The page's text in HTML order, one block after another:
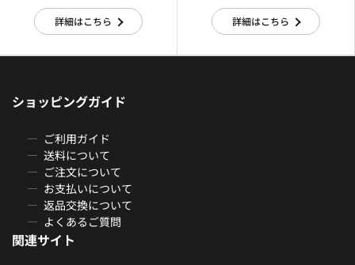
詳細はこちら 詳細はこちら
ショッピングガイド
ご利用ガイド
送料について
ご注文について
お支払いについて
返品交換について
よくあるご質問
関連サイト